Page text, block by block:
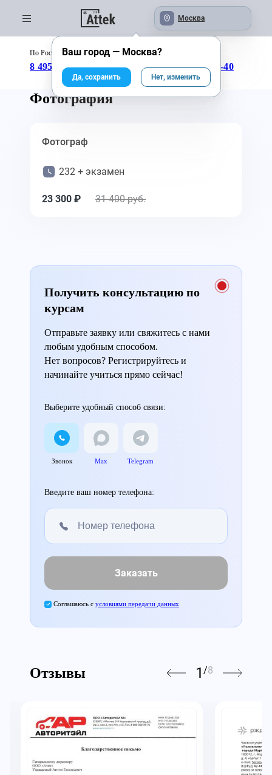
Москва
По России бесплатно:
8 495 246-04-43 8 800 333-25-40
Фотография
Фотограф
232 + экзамен
23 300 ₽ 31 400 руб.
Получить консультацию по
курсам
Отправьте заявку или свяжитесь с нами
любым удобным способом.
Нет вопросов? Регистрируйтесь и
начинайте учиться прямо сейчас!
Выберите удобный способ связи:
Звонок Max Telegram
Введите ваш номер телефона:
Заказать
Соглашаюсь с условиями передачи данных
Отзывы 1 /8
Ваш город — Москва?
Да, сохранить Нет, изменить